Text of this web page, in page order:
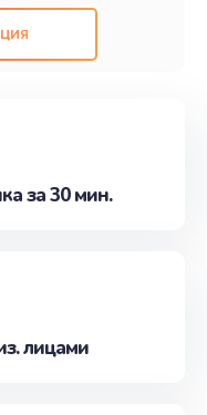
за 30 мин.
лицами